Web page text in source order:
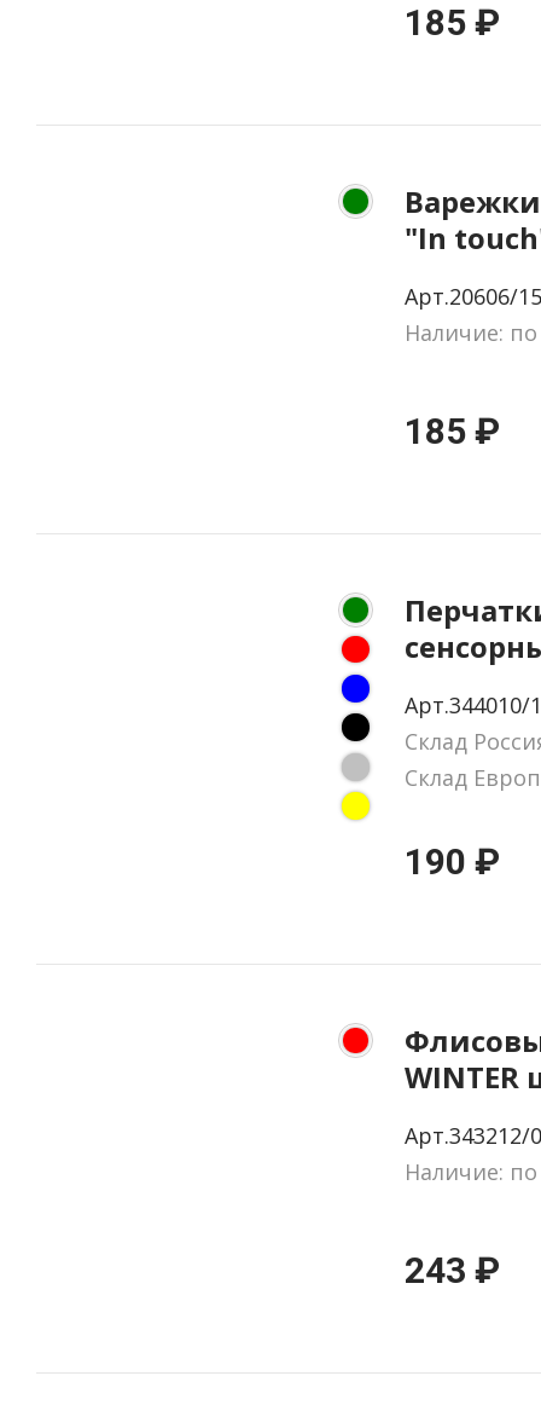
185 ₽
"In
Арт.20606/
Наличие:
185 ₽
Арт.344010/
Склад
Склад
190 ₽
WINTER
Арт.343212/
Наличие:
243 ₽